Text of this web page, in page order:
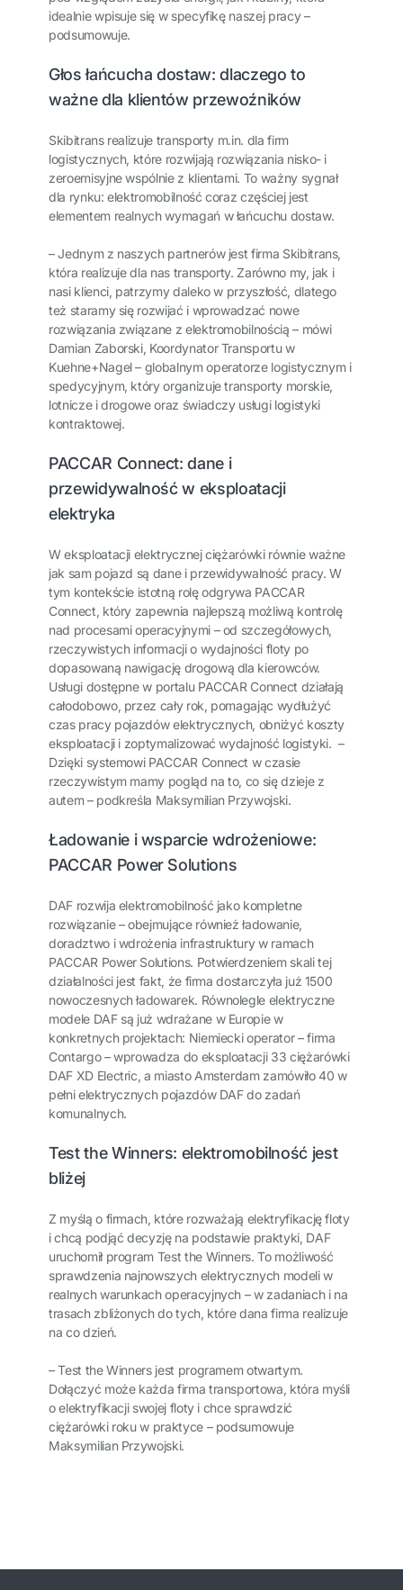
idealnie wpisuje się w specyfikę naszej pracy –
podsumowuje.
Głos łańcucha dostaw: dlaczego to
ważne dla klientów przewoźników
Skibitrans realizuje transporty m.in. dla firm
logistycznych, które rozwijają rozwiązania nisko- i
zeroemisyjne wspólnie z klientami. To ważny sygnał
dla rynku: elektromobilność coraz częściej jest
elementem realnych wymagań w łańcuchu dostaw.
– Jednym z naszych partnerów jest firma Skibitrans,
która realizuje dla nas transporty. Zarówno my, jak i
nasi klienci, patrzymy daleko w przyszłość, dlatego
też staramy się rozwijać i wprowadzać nowe
rozwiązania związane z elektromobilnością – mówi
Damian Zaborski, Koordynator Transportu w
Kuehne+Nagel – globalnym operatorze logistycznym i
spedycyjnym, który organizuje transporty morskie,
lotnicze i drogowe oraz świadczy usługi logistyki
kontraktowej.
PACCAR Connect: dane i
przewidywalność w eksploatacji
elektryka
W eksploatacji elektrycznej ciężarówki równie ważne
jak sam pojazd są dane i przewidywalność pracy. W
tym kontekście istotną rolę odgrywa PACCAR
Connect, który zapewnia najlepszą możliwą kontrolę
nad procesami operacyjnymi – od szczegółowych,
rzeczywistych informacji o wydajności floty po
dopasowaną nawigację drogową dla kierowców.
Usługi dostępne w portalu PACCAR Connect działają
całodobowo, przez cały rok, pomagając wydłużyć
czas pracy pojazdów elektrycznych, obniżyć koszty
eksploatacji i zoptymalizować wydajność logistyki. –
Dzięki systemowi PACCAR Connect w czasie
rzeczywistym mamy pogląd na to, co się dzieje z
autem – podkreśla Maksymilian Przywojski.
Ładowanie i wsparcie wdrożeniowe:
PACCAR Power Solutions
DAF rozwija elektromobilność jako kompletne
rozwiązanie – obejmujące również ładowanie,
doradztwo i wdrożenia infrastruktury w ramach
PACCAR Power Solutions. Potwierdzeniem skali tej
działalności jest fakt, że firma dostarczyła już 1500
nowoczesnych ładowarek. Równolegle elektryczne
modele DAF są już wdrażane w Europie w
konkretnych projektach: Niemiecki operator – firma
Contargo – wprowadza do eksploatacji 33 ciężarówki
DAF XD Electric, a miasto Amsterdam zamówiło 40 w
pełni elektrycznych pojazdów DAF do zadań
komunalnych.
Test the Winners: elektromobilność jest
bliżej
Z myślą o firmach, które rozważają elektryfikację floty
i chcą podjąć decyzję na podstawie praktyki, DAF
uruchomił program Test the Winners. To możliwość
sprawdzenia najnowszych elektrycznych modeli w
realnych warunkach operacyjnych – w zadaniach i na
trasach zbliżonych do tych, które dana firma realizuje
na co dzień.
– Test the Winners jest programem otwartym.
Dołączyć może każda firma transportowa, która myśli
o elektryfikacji swojej floty i chce sprawdzić
ciężarówki roku w praktyce – podsumowuje
Maksymilian Przywojski.